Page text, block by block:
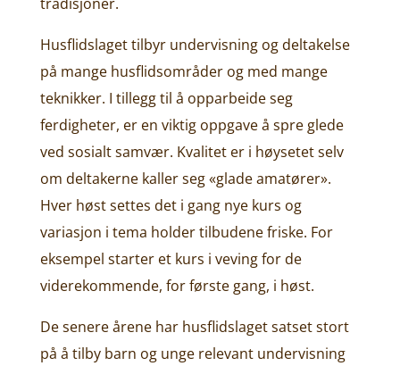
Husflidslaget tilbyr undervisning og deltakelse
på mange husflidsområder og med mange
teknikker. I tillegg til å opparbeide seg
ferdigheter, er en viktig oppgave å spre glede
ved sosialt samvær. Kvalitet er i høysetet selv
om deltakerne kaller seg «glade amatører».
Hver høst settes det i gang nye kurs og
variasjon i tema holder tilbudene friske. For
eksempel starter et kurs i veving for de
viderekommende, for første gang, i høst.
De senere årene har husflidslaget satset stort
på å tilby barn og unge relevant undervisning